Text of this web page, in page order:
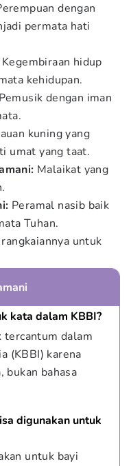
dengan
permata hati
Kegembiraan hidup
kehidupan.
Pemusik dengan iman
kuning yang
umat yang taat.
Malaikat yang
Peramal nasib baik
Tuhan.
untuk
kata dalam KBBI?
tercantum dalam
(KBBI) karena
bukan bahasa
digunakan untuk
untuk bayi